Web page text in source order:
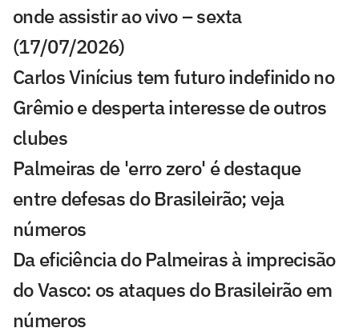
onde assistir ao vivo – sexta
(17/07/2026)
Carlos Vinícius tem futuro indefinido no
Grêmio e desperta interesse de outros
clubes
Palmeiras de 'erro zero' é destaque
entre defesas do Brasileirão; veja
números
Da eficiência do Palmeiras à imprecisão
do Vasco: os ataques do Brasileirão em
números